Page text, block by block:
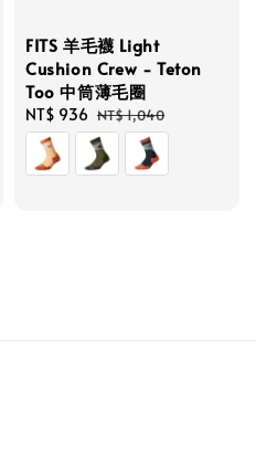
FITS 羊毛襪 Light
Cushion Crew - Teton
Too 中筒薄毛圈
Sale
price
NT$ 936 Regular
price
NT$ 1,040